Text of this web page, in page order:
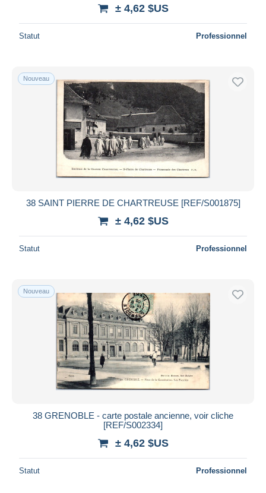
± 4,62 $US
Statut Professionnel
Nouveau
38 SAINT PIERRE DE CHARTREUSE [REF/S001875]
± 4,62 $US
Statut Professionnel
Nouveau
38 GRENOBLE - carte postale ancienne, voir cliche
[REF/S002334]
± 4,62 $US
Statut Professionnel